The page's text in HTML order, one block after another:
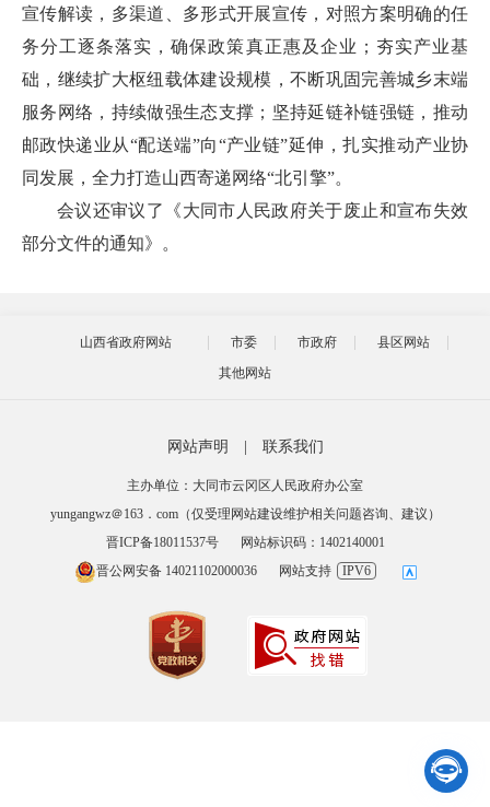

宣传解读，多渠道、多形式开展宣传，对照方案明确的任
务分工逐条落实，确保政策真正惠及企业；夯实产业基
础，继续扩大枢纽载体建设规模，不断巩固完善城乡末端
服务网络，持续做强生态支撑；坚持延链补链强链，推动
邮政快递业从“配送端”向“产业链”延伸，扎实推动产业协
同发展，全力打造山西寄递网络“北引擎”。
会议还审议了《大同市人民政府关于废止和宣布失效
部分文件的通知》。
山西省政府网站 市委 市政府
县区网站
其他网站
网站声明 联系我们
主办单位：大同市云冈区人民政府办公室
yungangwz＠163．com（仅受理网站建设维护相关问题咨询、建议）
晋ICP备18011537号
网站标识码：1402140001
晋公网安备 14021102000036
网站支持 IPV6